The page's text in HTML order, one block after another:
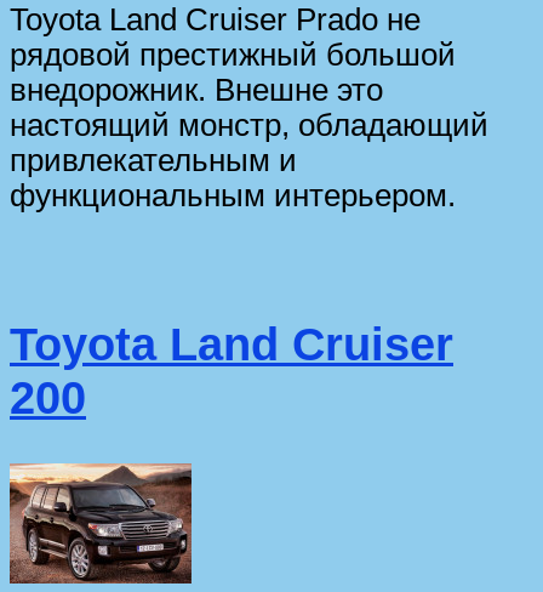
Toyota Land Cruiser Prado не
рядовой престижный большой
внедорожник. Внешне это
настоящий монстр, обладающий
привлекательным и
функциональным интерьером.
Toyota Land Cruiser
200